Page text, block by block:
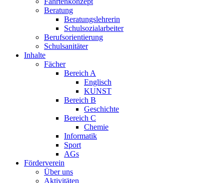
Beratung
Beratungslehrerin
Schulsozialarbeiter
Berufsorientierung
Schulsanitäter
Inhalte
Fächer
Bereich A
Englisch
KUNST
Bereich B
Geschichte
Bereich C
Chemie
Informatik
Sport
AGs
Förderverein
Über uns
Aktivitäten